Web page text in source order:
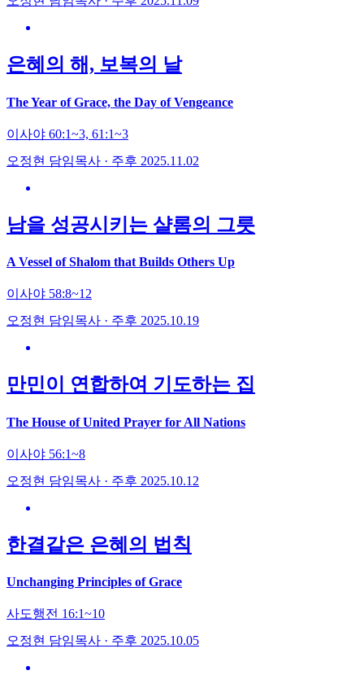
은혜의 해, 보복의 날
The Year of Grace, the Day of Vengeance
이사야 60:1~3, 61:1~3
오정현 담임목사 · 주후 2025.11.02
남을 성공시키는 샬롬의 그릇
A Vessel of Shalom that Builds Others Up
이사야 58:8~12
오정현 담임목사 · 주후 2025.10.19
만민이 연합하여 기도하는 집
The House of United Prayer for All Nations
이사야 56:1~8
오정현 담임목사 · 주후 2025.10.12
한결같은 은혜의 법칙
Unchanging Principles of Grace
사도행전 16:1~10
오정현 담임목사 · 주후 2025.10.05